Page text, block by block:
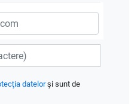
datelorşi sunt de